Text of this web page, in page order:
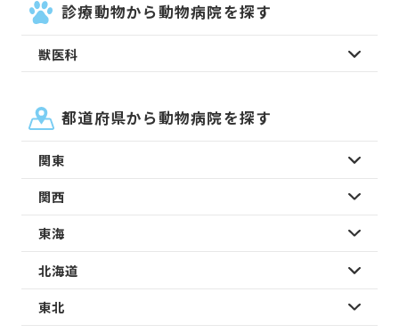
診療動物から動物病院を探す
獣医科
都道府県から動物病院を探す
関東
関西
東海
北海道
東北